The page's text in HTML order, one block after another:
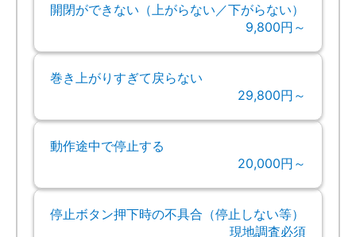
開閉ができない（上がらない／下がらない）
9,800円～
巻き上がりすぎて戻らない
29,800円～
動作途中で停止する
20,000円～
停止ボタン押下時の不具合（停止しない等）
現地調査必須